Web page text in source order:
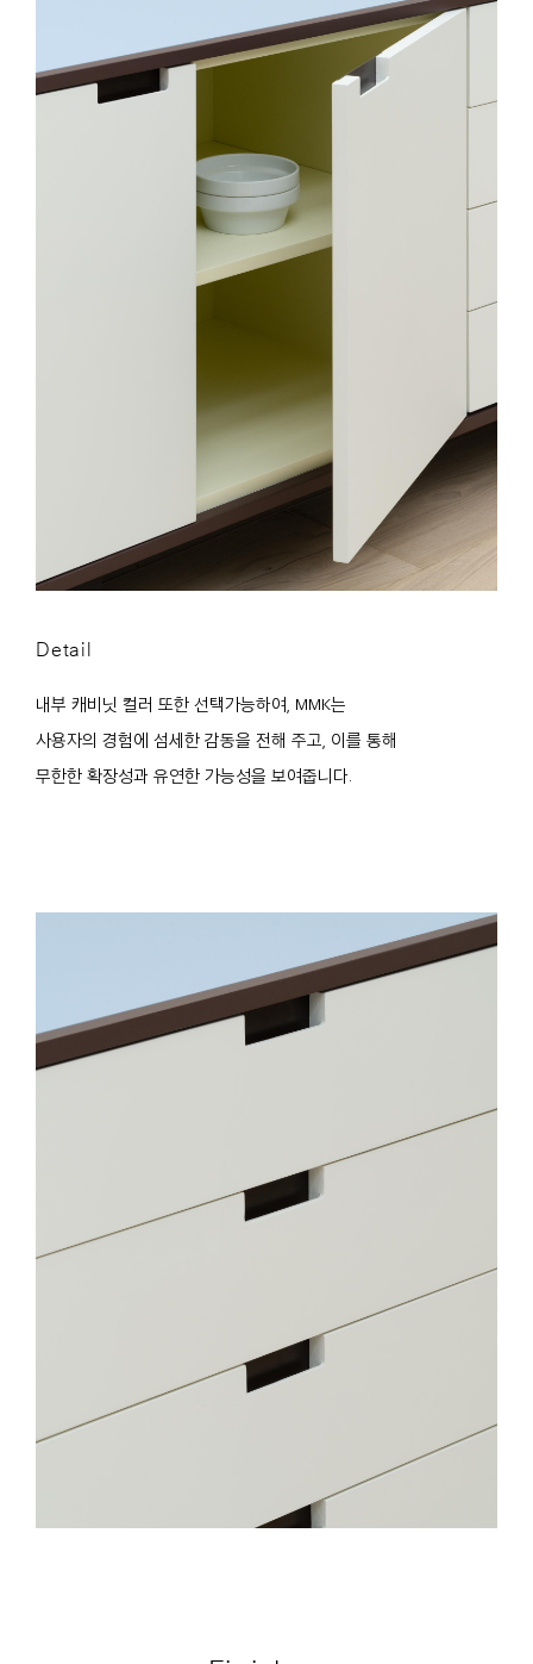
Detail
내부 캐비닛 컬러 또한 선택가능하여, MMK는
사용자의 경험에 섬세한 감동을 전해 주고, 이를 통해
무한한 확장성과 유연한 가능성을 보여줍니다.